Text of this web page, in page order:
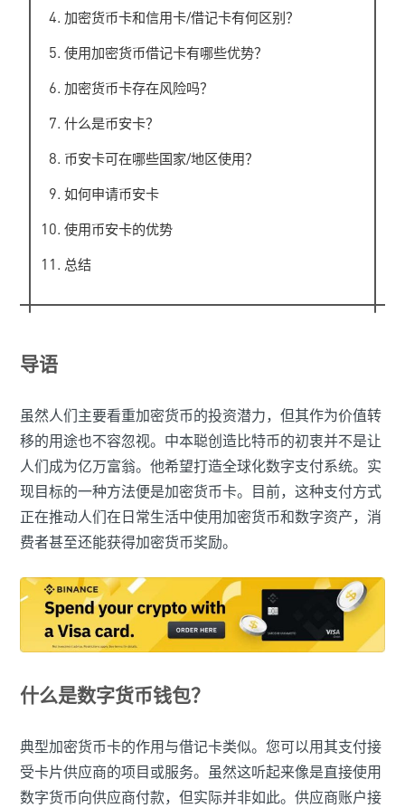
加密货币卡和信用卡/借记卡有何区别？
使用加密货币借记卡有哪些优势？
加密货币卡存在风险吗？
什么是币安卡？
币安卡可在哪些国家/地区使用？
如何申请币安卡
使用币安卡的优势
总结
导语
虽然人们主要看重加密货币的投资潜力，但其作为价值转
移的用途也不容忽视。中本聪创造比特币的初衷并不是让
人们成为亿万富翁。他希望打造全球化数字支付系统。实
现目标的一种方法便是加密货币卡。目前，这种支付方式
正在推动人们在日常生活中使用加密货币和数字资产，消
费者甚至还能获得加密货币奖励。
什么是数字货币钱包？
典型加密货币卡的作用与借记卡类似。您可以用其支付接
受卡片供应商的项目或服务。虽然这听起来像是直接使用
数字货币向供应商付款，但实际并非如此。供应商账户接